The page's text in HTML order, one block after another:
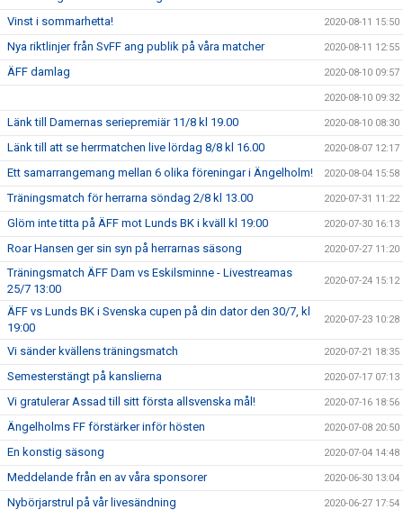
Vinst i sommarhetta! 2020-08-11 15:50
Nya riktlinjer från SvFF ang publik på våra matcher 2020-08-11 12:55
ÄFF damlag 2020-08-10 09:57
2020-08-10 09:32
Länk till Damernas seriepremiär 11/8 kl 19.00 2020-08-10 08:30
Länk till att se herrmatchen live lördag 8/8 kl 16.00 2020-08-07 12:17
Ett samarrangemang mellan 6 olika föreningar i Ängelholm! 2020-08-04 15:58
Träningsmatch för herrarna söndag 2/8 kl 13.00 2020-07-31 11:22
Glöm inte titta på ÄFF mot Lunds BK i kväll kl 19:00 2020-07-30 16:13
Roar Hansen ger sin syn på herrarnas säsong 2020-07-27 11:20
Träningsmatch ÄFF Dam vs Eskilsminne - Livestreamas
25/7 13:00
2020-07-24 15:12
ÄFF vs Lunds BK i Svenska cupen på din dator den 30/7, kl
19:00
2020-07-23 10:28
Vi sänder kvällens träningsmatch 2020-07-21 18:35
Semesterstängt på kanslierna 2020-07-17 07:13
Vi gratulerar Assad till sitt första allsvenska mål! 2020-07-16 18:56
Ängelholms FF förstärker inför hösten 2020-07-08 20:50
En konstig säsong 2020-07-04 14:48
Meddelande från en av våra sponsorer 2020-06-30 13:04
Nybörjarstrul på vår livesändning 2020-06-27 17:54